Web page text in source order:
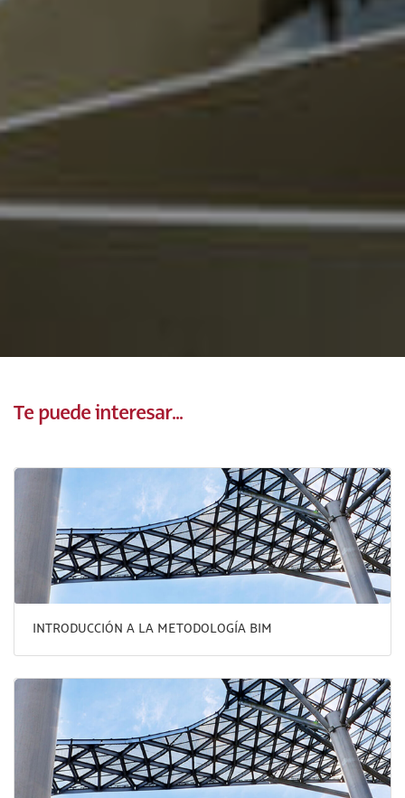
Te puede interesar...
INTRODUCCIÓN A LA METODOLOGÍA BIM